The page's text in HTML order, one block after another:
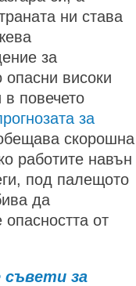
ни става
за
опасни високи
в повечето
за
скорошна
работите навън
под палещото
да
от
за